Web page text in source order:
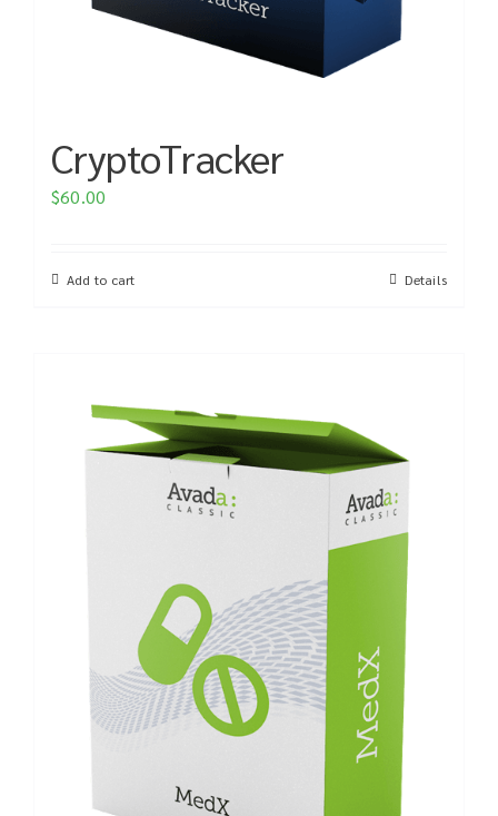
CryptoTracker
$60.00
Add to cart Details